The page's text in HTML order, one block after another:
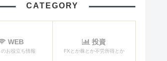
CATEGORY
WEB
のお役立ち情報
投資
FXとか株とか不労所得とか